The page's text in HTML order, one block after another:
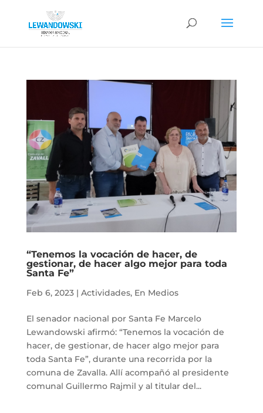
“Tenemos la vocación de hacer, de
gestionar, de hacer algo mejor para toda
Santa Fe”
Feb 6, 2023| Actividades, En Medios
El senador nacional por Santa Fe Marcelo
Lewandowski afirmó: “Tenemos la vocación de
hacer, de gestionar, de hacer algo mejor para
toda Santa Fe”, durante una recorrida por la
comuna de Zavalla. Allí acompañó al presidente
comunal Guillermo Rajmil y al titular del...